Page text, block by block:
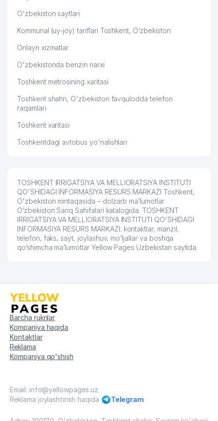
O'zbekiston saytlari
Kommunal (uy-joy) tariflari Toshkent, O‘zbekiston
Onlayn xizmatlar
O'zbekistonda benzin narxi
Toshkent metrosining xaritasi
Toshkent shahri, O'zbekiston favqulodda telefon
raqamlari
Toshkent xaritasi
Toshkentdagi avtobus yo'nalishlari
TOSHKENT IRRIGATSIYA VA MELLIORATSIYA INSTITUTI
QO'SHIDAGI INFORMASIYA RESURS MARKAZI Toshkent,
O'zbekiston mintaqasida – dolzarb ma’lumotlar
O’zbekiston Sariq Sahifalari katalogida. TOSHKENT
IRRIGATSIYA VA MELLIORATSIYA INSTITUTI QO'SHIDAGI
INFORMASIYA RESURS MARKAZI: kontaktlar, manzil,
telefon, faks, sayt, joylashuv, mo’ljallar va boshqa
qo’shimcha ma’lumotlar Yellow Pages Uzbekistan saytida.
Barcha ruknlar
Kompaniya haqida
Kontaktlar
Reklama
Kompaniya qo'shish
Email: info@yellowpages.uz
Reklama joylashtirish haqida
Telegram